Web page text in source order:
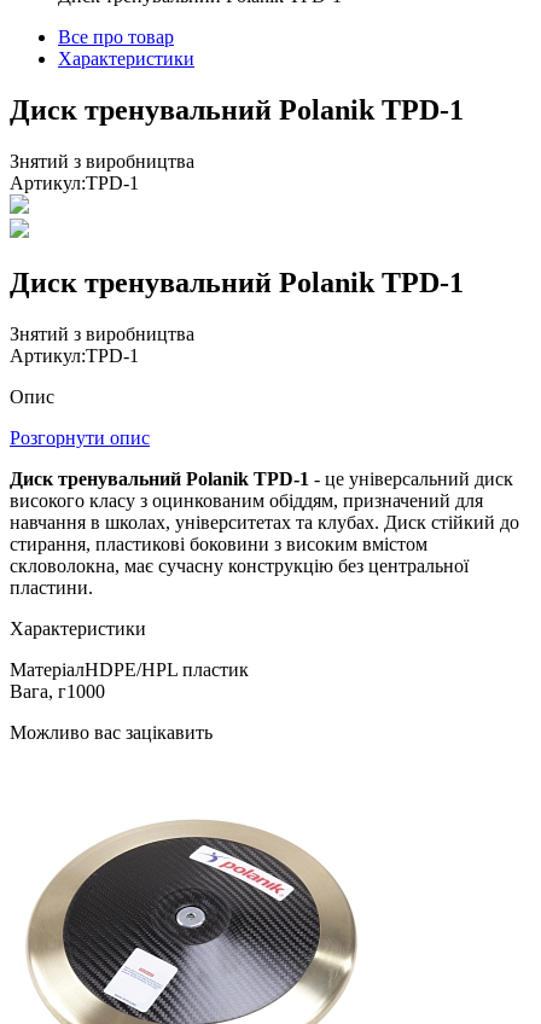
Все про товар
Характеристики
Диск тренувальний Polanik TPD-1
Знятий з виробництва
Артикул:TPD-1
Диск тренувальний Polanik TPD-1
Знятий з виробництва
Артикул:TPD-1
Опис
Розгорнути опис
Диск тренувальний Polanik TPD-1 - це універсальний диск
високого класу з оцинкованим обіддям, призначений для
навчання в школах, університетах та клубах. Диск стійкий до
стирання, пластикові боковини з високим вмістом
скловолокна, має сучасну конструкцію без центральної
пластини.
Характеристики
МатеріалHDPE/HPL пластик
Вага, г1000
Можливо вас зацікавить